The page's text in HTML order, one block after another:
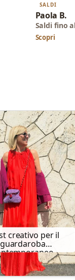
SALDI
Paola B.
Saldi fino
Scopri
creativo per il
guardaroba